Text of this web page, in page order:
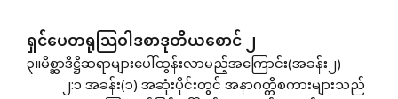
ရှင်ပေတရုသြဝါဒစာဒုတိယစောင် ၂
၃။မိစ္ဆာဒိဋ္ဌိဆရာများပေါ်ထွန်းလာမည့်အကြောင်း(အခန်း၂)
၂:၁ အခန်း(၁) အဆုံးပိုင်းတွင် အနာဂတ္တိစကားများသည်